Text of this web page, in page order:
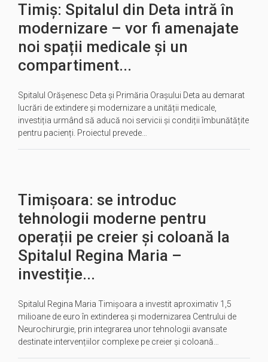
Timiș: Spitalul din Deta intră în
modernizare – vor fi amenajate
noi spații medicale și un
compartiment...
Spitalul Orășenesc Deta și Primăria Orașului Deta au demarat
lucrări de extindere și modernizare a unității medicale,
investiția urmând să aducă noi servicii și condiții îmbunătățite
pentru pacienți. Proiectul prevede…
Timișoara: se introduc
tehnologii moderne pentru
operații pe creier și coloană la
Spitalul Regina Maria –
investiție...
Spitalul Regina Maria Timișoara a investit aproximativ 1,5
milioane de euro în extinderea și modernizarea Centrului de
Neurochirurgie, prin integrarea unor tehnologii avansate
destinate intervențiilor complexe pe creier și coloană…